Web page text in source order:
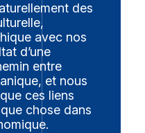
des
avec nos
d’une
entre
et nous
ces liens
chose dans